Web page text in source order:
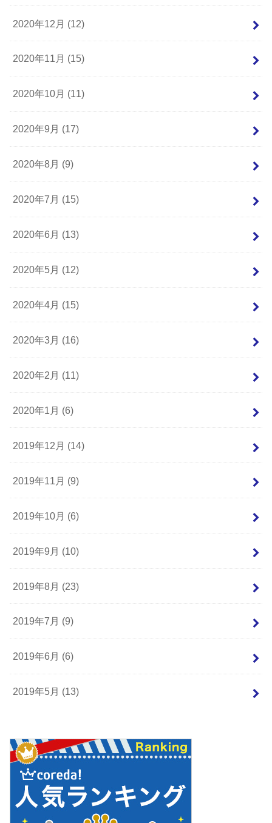
2020年12月 (12)
2020年11月 (15)
2020年10月 (11)
2020年9月 (17)
2020年8月 (9)
2020年7月 (15)
2020年6月 (13)
2020年5月 (12)
2020年4月 (15)
2020年3月 (16)
2020年2月 (11)
2020年1月 (6)
2019年12月 (14)
2019年11月 (9)
2019年10月 (6)
2019年9月 (10)
2019年8月 (23)
2019年7月 (9)
2019年6月 (6)
2019年5月 (13)